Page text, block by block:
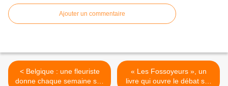
Ajouter un commentaire
< Belgique : une fleuriste
donne chaque semaine ses
« Les Fossoyeurs », un
livre qui ouvre le débat sur